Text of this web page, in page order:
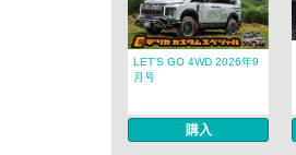
LET’S GO 4WD 2026年9
月号
購入